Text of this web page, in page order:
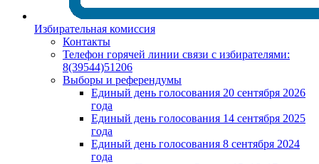
Избирательная комиссия
Контакты
Телефон горячей линии связи с избирателями:
8(39544)51206
Выборы и референдумы
Единый день голосования 20 сентября 2026
года
Единый день голосования 14 сентября 2025
года
Единый день голосования 8 сентября 2024
года